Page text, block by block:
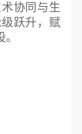
协同与生
跃升，赋